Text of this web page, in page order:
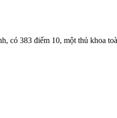
có 383 điểm 10, một thủ khoa